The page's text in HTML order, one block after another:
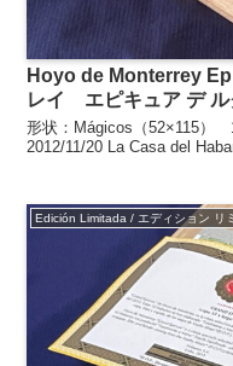
Hoyo de Monterrey
レイ エピキュア デ ル
形状：Mágicos（52×115）
2012/11/20 La Casa del
Edición Limitada / エディション リ